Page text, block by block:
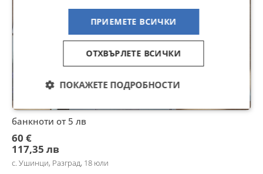
банкноти от 5 лв
60 €
117,35 лв
с. Ушинци, Разград, 18 юли
ПРИЕМЕТЕ ВСИЧКИ
ОТХВЪРЛЕТЕ ВСИЧКИ
ПОКАЖЕТЕ ПОДРОБНОСТИ